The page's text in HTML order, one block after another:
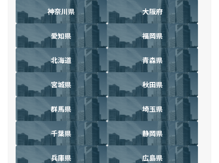
神奈川県 大阪府
愛知県 福岡県
北海道 青森県
宮城県 秋田県
群馬県 埼玉県
千葉県 静岡県
兵庫県 広島県